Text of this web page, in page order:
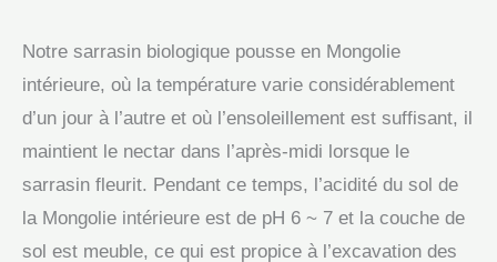
Notre sarrasin biologique pousse en Mongolie
intérieure, où la température varie considérablement
d’un jour à l’autre et où l’ensoleillement est suffisant, il
maintient le nectar dans l’après-midi lorsque le
sarrasin fleurit. Pendant ce temps, l’acidité du sol de
la Mongolie intérieure est de pH 6 ~ 7 et la couche de
sol est meuble, ce qui est propice à l’excavation des